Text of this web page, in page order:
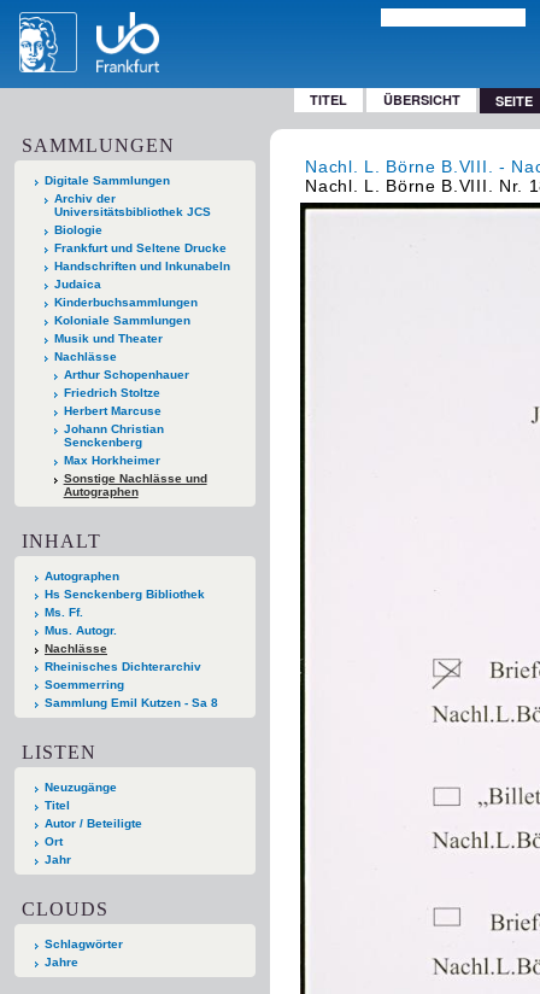
TITEL ÜBERSICHT SEITE
SAMMLUNGEN
Digitale Sammlungen
Archiv der
Universitätsbibliothek JCS
Biologie
Frankfurt und Seltene Drucke
Handschriften und Inkunabeln
Judaica
Kinderbuchsammlungen
Koloniale Sammlungen
Musik und Theater
Nachlässe
Arthur Schopenhauer
Friedrich Stoltze
Herbert Marcuse
Johann Christian
Senckenberg
Max Horkheimer
Sonstige Nachlässe und
Autographen
INHALT
Autographen
Hs Senckenberg Bibliothek
Ms. Ff.
Mus. Autogr.
Nachlässe
Rheinisches Dichterarchiv
Soemmerring
Sammlung Emil Kutzen - Sa 8
LISTEN
Neuzugänge
Titel
Autor / Beteiligte
Ort
Jahr
CLOUDS
Schlagwörter
Jahre
Nachl. L. Börne B.VIII. -
Nachl. L. Börne B.VIII. Nr.